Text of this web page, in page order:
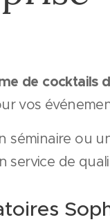
de cocktails
vos
séminaire ou
service de